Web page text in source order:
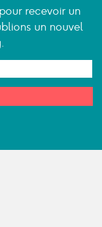
recevoir un
un nouvel